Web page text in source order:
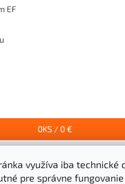
využíva iba technické
pre správne
EF
0KS / 0 €
platby